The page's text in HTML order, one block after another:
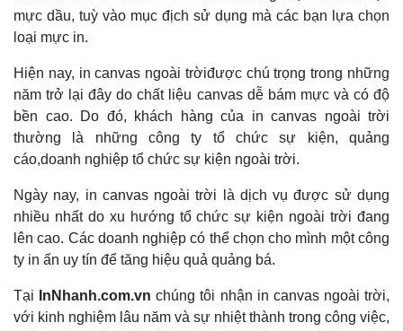
mực dầu, tuỳ vào mục địch sử dụng mà các bạn lựa chọn
loại mực in.
Hiện nay, in canvas ngoài trờiđược chú trọng trong những
năm trở lại đây do chất liệu canvas dễ bám mực và có độ
bền cao. Do đó, khách hàng của in canvas ngoài trời
thường là những công ty tổ chức sự kiện, quảng
cáo,doanh nghiệp tổ chức sự kiện ngoài trời.
Ngày nay, in canvas ngoài trời là dịch vụ được sử dụng
nhiều nhất do xu hướng tổ chức sự kiện ngoài trời đang
lên cao. Các doanh nghiệp có thể chọn cho mình một công
ty in ấn uy tín để tăng hiệu quả quảng bá.
Tại InNhanh.com.vnchúng tôi nhận in canvas ngoài trời,
với kinh nghiệm lâu năm và sự nhiệt thành trong công việc,